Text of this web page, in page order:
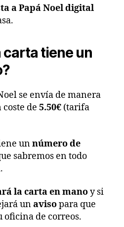
a Papá Noel digital
carta tiene un
se envía de manera
de 5.50€ (tarifa
unnúmero de
sabremos en todo
la carta en manoy si
unavisopara que
oficina de correos.